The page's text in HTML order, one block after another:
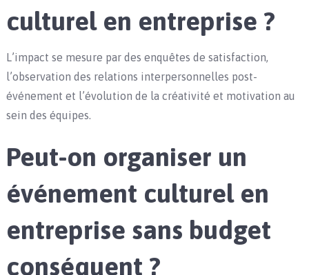
culturel en entreprise ?
L’impact se mesure par des enquêtes de satisfaction,
l’observation des relations interpersonnelles post-
événement et l’évolution de la créativité et motivation au
sein des équipes.
Peut-on organiser un
événement culturel en
entreprise sans budget
conséquent ?